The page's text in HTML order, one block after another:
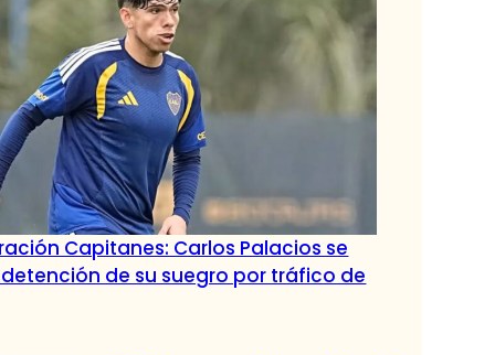
Capitanes: Carlos Palacios se
de su suegro por tráfico de